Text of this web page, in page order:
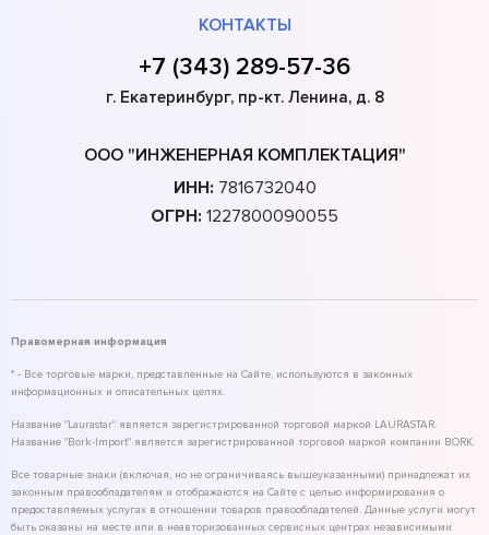
КОНТАКТЫ
+7 (343) 289-57-36
г. Екатеринбург, пр-кт. Ленина, д. 8
ООО "ИНЖЕНЕРНАЯ КОМПЛЕКТАЦИЯ"
ИНН: 7816732040
ОГРН: 1227800090055
Правомерная информация
* - Все торговые марки, представленные на Сайте, используются в законных
информационных и описательных целях.
Название "Laurastar" является зарегистрированной торговой маркой LAURASTAR.
Название "Bork-Import" является зарегистрированной торговой маркой компании BORK.
Все товарные знаки (включая, но не ограничиваясь вышеуказанными) принадлежат их
законным правообладателям и отображаются на Сайте с целью информирования о
предоставляемых услугах в отношении товаров правообладателей. Данные услуги могут
быть оказаны на месте или в неавторизованных сервисных центрах независимыми